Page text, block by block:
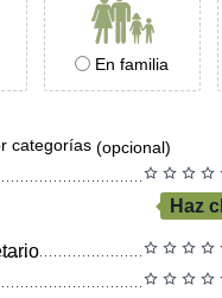
En familia
categorías (opcional)
Haz